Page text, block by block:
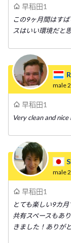
早稻田1
この9ヶ月間はす
スはいい環境だと
male
早稻田1
Very clean and
male
早稻田1
とても楽しい9カ
共有スペースもあ
きました！ありが